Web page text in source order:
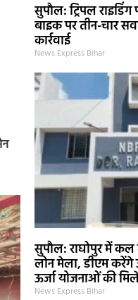
सुपौल: ट्रिपल
बाइक पर तीन-चार
कार्रवाई
News Express Bihar
सुपौल: राघोपुर में
लोन मेला, डीएम करेंगे
ऊर्जा योजनाओं की
News Express Bihar